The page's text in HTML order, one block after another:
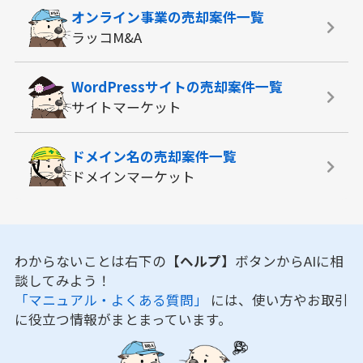
オンライン事業の売却案件一覧
ラッコM&A
WordPressサイトの売却案件一覧
サイトマーケット
ドメイン名の売却案件一覧
ドメインマーケット
わからないことは右下の 【ヘルプ】 ボタンからAIに相
談してみよう！
「マニュアル・よくある質問」 には、使い方やお取引
に役立つ情報がまとまっています。